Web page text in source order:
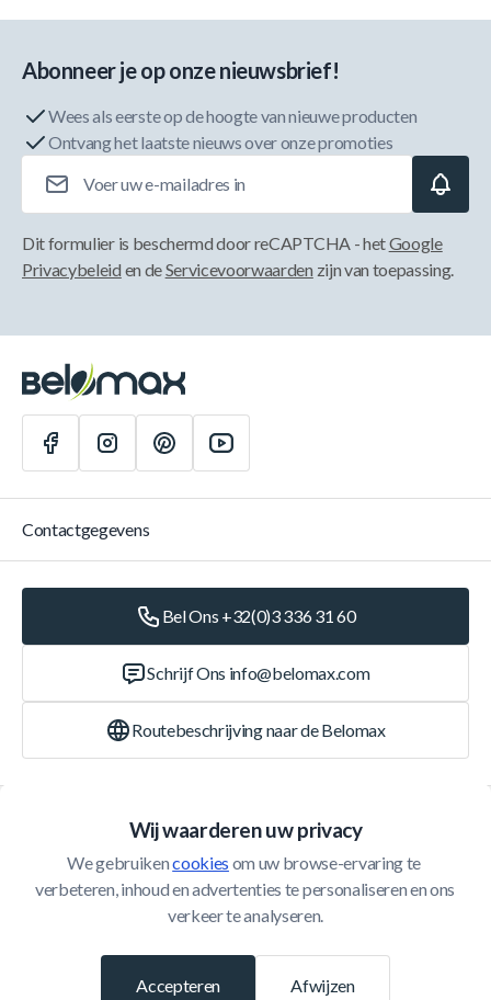
Wij waarderen uw privacy
We gebruiken cookies om uw browse-ervaring te
verbeteren, inhoud en advertenties te personaliseren en ons
verkeer te analyseren.
Afwijzen
Accepteren
Abonneer je op onze nieuwsbrief!
Wees als eerste op de hoogte van nieuwe producten
Ontvang het laatste nieuws over onze promoties
Dit formulier is beschermd door reCAPTCHA - hetGoogle
Privacybeleid en deServicevoorwaarden zijn van toepassing.
Klantenservice
Contactgegevens
Bel Ons +32(0)3 336 31 60
Schrijf Ons info@belomax.com
Routebeschrijving naar de Belomax